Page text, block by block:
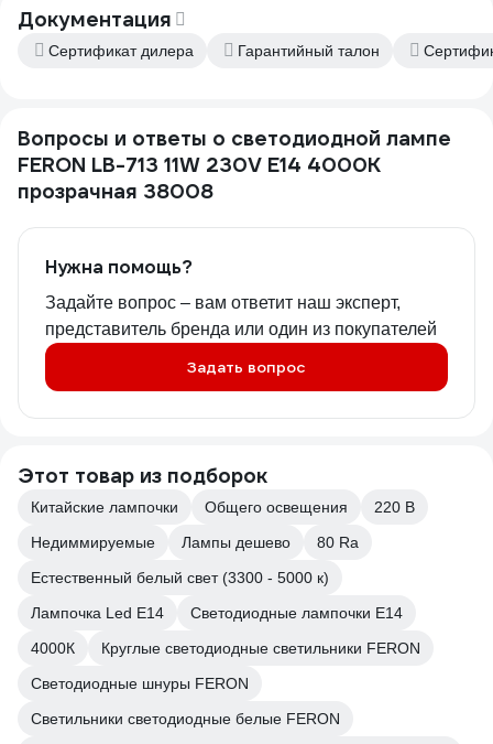
Документация
Сертификат дилера Гарантийный талон
Вопросы и ответы о светодиодной лампе
FERON LB-713 11W 230V E14 4000K
прозрачная 38008
Нужна помощь?
Задайте вопрос – вам ответит наш эксперт,
представитель бренда или один из покупателей
Задать вопрос
Этот товар из подборок
Китайские лампочки Общего освещения
220 В
Недиммируемые
Лампы дешево
80 Ra
Естественный белый свет (3300 - 5000 к)
Лампочка Led E14
Светодиодные лампочки E14
4000К
Круглые светодиодные светильники FERON
Светодиодные шнуры FERON
Светильники светодиодные белые FERON